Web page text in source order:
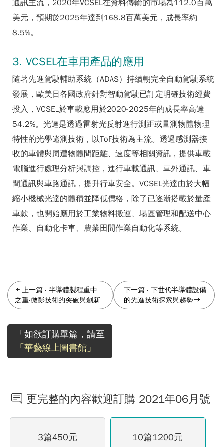
通訊主流，2020年VCSEL在資料傳輸的市場為112.0百萬
美元，預期於2025年達到168.8百萬美元，成長率約
8.5%。
3. VCSEL在車用產品的應用
隨著先進駕駛輔助系統（ADAS）持續朝完全自動駕駛系統
發展，歐美日各國政府針對智動駕駛已訂定明確技術經費
投入，VCSEL於車載應用於2020-2025年的成長率高達
54.2%。光達是透過雷射光反射進行測距或量測物體物理
特性的光學遙測技術，以ToF技術為主流。透過感測器接
收的車體與周遭物體間距離、速度等相關資訊，提供車載
電腦進行處理分析與調控，進行車載通訊、車外通訊、車
間通訊與車路通訊，提升行車安全。VCSEL光達由於大幅
縮小機械光達的體積並降低價格，除了已逐漸搭載於量產
車款，也開始應用於工業物料搬運、場區管理和配送中心
作業、自動化卡車、農業田間作業自動化等系統。
上一篇 - 半導體製程重中
之重-微影技術的突破與創新
下一篇- 下世代半導體設備
的先進技術探索與趨勢
「如欲訂購單篇，請至
「華藝線上圖書館」
更完整的內容歡迎訂購 2021年06月號
3篇450元 10篇1200元